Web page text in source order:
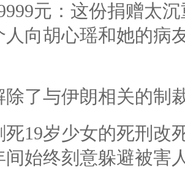
元：这份捐赠太
人向胡心瑶和她的病
除了与伊朗相关的制
死19岁少女的死刑改
间始终刻意躲避被害